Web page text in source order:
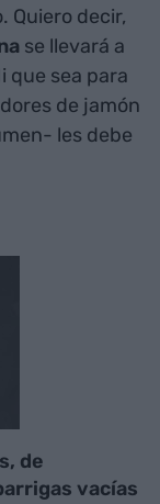
Quiero decir,
se llevará a
que sea para
de jamón
les debe
de
vacías